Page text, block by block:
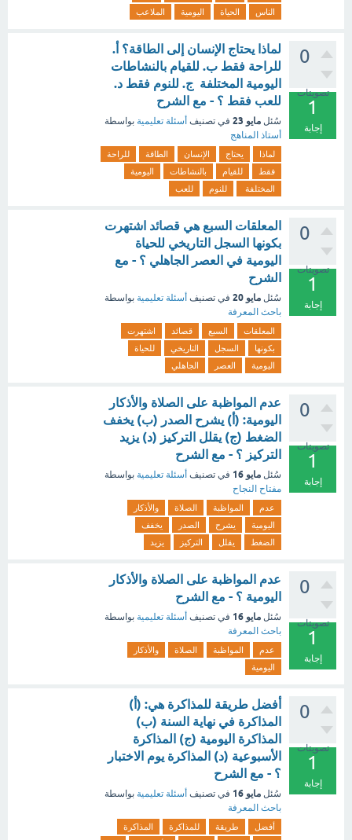
الناس
الحياة اليومية الملاعب
0
تصويتات
1
إجابة
لماذا يحتاج الإنسان إلى الطاقة؟ أ.
للراحة فقط ب. للقيام بالنشاطات
اليومية المختلفة ج. للنوم فقط د.
للعب فقط ؟ - مع الشرح
سُئل مايو 23 في تصنيف أسئلة تعليمية بواسطة
أستاذ المناهج
لماذا يحتاج الإنسان الطاقة
للراحة
فقط
للقيام بالنشاطات
اليومية
المختلفة
للنوم للعب
0
تصويتات
1
إجابة
المعلقات السبع هي قصائد اشتهرت
بكونها السجل التاريخي للحياة
اليومية في العصر الجاهلي ؟ - مع
الشرح
سُئل مايو 20 في تصنيف أسئلة تعليمية بواسطة
باحث المعرفة
المعلقات السبع قصائد
اشتهرت
بكونها
السجل التاريخي
للحياة
اليومية
العصر الجاهلي
0
تصويتات
1
إجابة
عدم المواظبة على الصلاة والأذكار
اليومية: (أ) يشرح الصدر (ب) يخفف
الضغط (ج) يقلل التركيز (د) يزيد
التركيز ؟ - مع الشرح
سُئل مايو 16 في تصنيف أسئلة تعليمية بواسطة
مفتاح النجاح
عدم المواظبة الصلاة
والأذكار
اليومية
يشرح الصدر
يخفف
الضغط
يقلل التركيز يزيد
0
تصويتات
1
إجابة
عدم المواظبة على الصلاة والأذكار
اليومية ؟ - مع الشرح
سُئل مايو 16 في تصنيف أسئلة تعليمية بواسطة
باحث المعرفة
عدم المواظبة الصلاة
والأذكار
اليومية
0
تصويتات
1
إجابة
أفضل طريقة للمذاكرة هي: (أ)
المذاكرة في نهاية السنة (ب)
المذاكرة اليومية (ج) المذاكرة
الأسبوعية (د) المذاكرة يوم الاختبار
؟ - مع الشرح
سُئل مايو 16 في تصنيف أسئلة تعليمية بواسطة
باحث المعرفة
أفضل طريقة للمذاكرة
المذاكرة